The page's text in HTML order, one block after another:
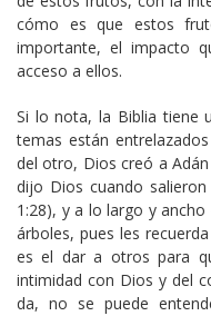
cómo es que estos
importante, el impacto
acceso a ellos.
Si lo nota, la Biblia tiene
temas están
del otro, Dios creó a
dijo Dios cuando
1:28), y a lo largo y
árboles, pues les
es el dar a otros para
intimidad con Dios y del
da, no se puede